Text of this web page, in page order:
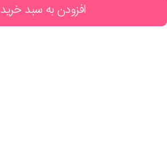
افزودن به سبد خرید
تماس حاصل فرمایید)